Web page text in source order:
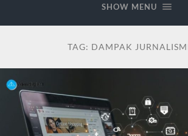
SHOW MENU
TAG: DAMPAK